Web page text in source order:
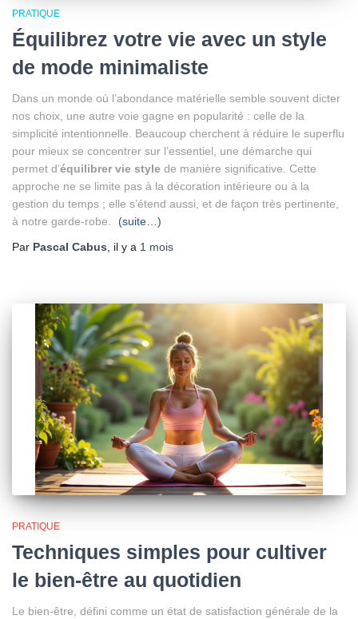
PRATIQUE
Équilibrez votre vie avec un style
de mode minimaliste
Dans un monde où l’abondance matérielle semble souvent dicter
nos choix, une autre voie gagne en popularité : celle de la
simplicité intentionnelle. Beaucoup cherchent à réduire le superflu
pour mieux se concentrer sur l’essentiel, une démarche qui
permet d’équilibrer vie style de manière significative. Cette
approche ne se limite pas à la décoration intérieure ou à la
gestion du temps ; elle s’étend aussi, et de façon très pertinente,
à notre garde-robe.
(suite…)
Par Pascal Cabus , il y a 1 mois
PRATIQUE
Techniques simples pour cultiver
le bien-être au quotidien
Le bien-être, défini comme un état de satisfaction générale de la